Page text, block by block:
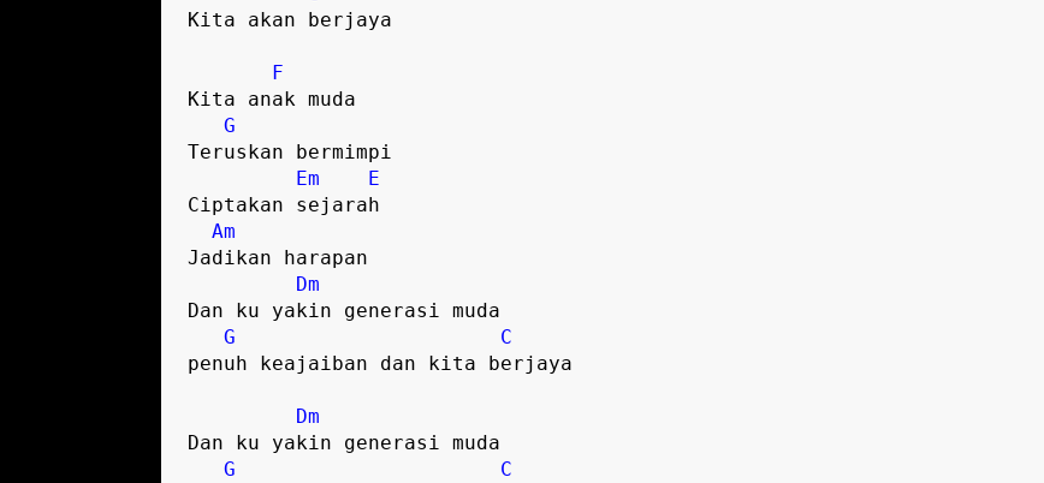
Kita akan berjaya
F
Kita anak muda
G
Teruskan bermimpi
Em
E
Ciptakan sejarah
Am
Jadikan harapan
Dm
Dan ku yakin generasi muda
G
C
penuh keajaiban dan kita berjaya
Dm
Dan ku yakin generasi muda
G
C